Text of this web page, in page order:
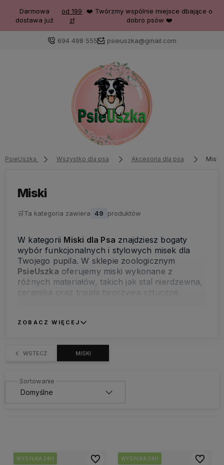
Darmowa
dostawa już
od 199
zł
❤️ Twórzmy wspólnie miejsce dbające o
dobro psów ❤️
694 498 555 psieuszka@gmail.com
PsieUszka Wszystko dla psa Akcesoria dla psa Miski
Miski
🛒Ta kategoria zawiera 49 produktów
W kategorii Miski dla Psa znajdziesz bogaty
wybór funkcjonalnych i stylowych misek dla
Twojego pupila. W sklepie zoologicznym
PsieUszka oferujemy miski wykonane z
różnych materiałów, takich jak stal nierdzewna,
ceramika oraz trwałe tworzywa sztuczne.
zapewniają wygodę podczas posiłków. Wybierz
tylko praktyczna, ale także estetyczna. W
naszym sklepie zoologicznym online królują
ZOBACZ WIĘCEJ
WSTECZ MISKI
WYSYŁKA 24H
WYSYŁKA 24H
WYSYŁKA 24H Do ulubionychWYSYŁKA 24H
WYSYŁKA 24H
WYSYŁKA 24H Do